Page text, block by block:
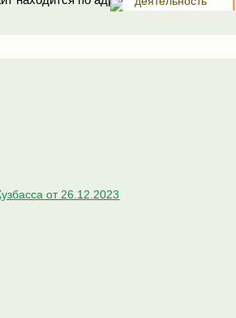
от 26.12.2023